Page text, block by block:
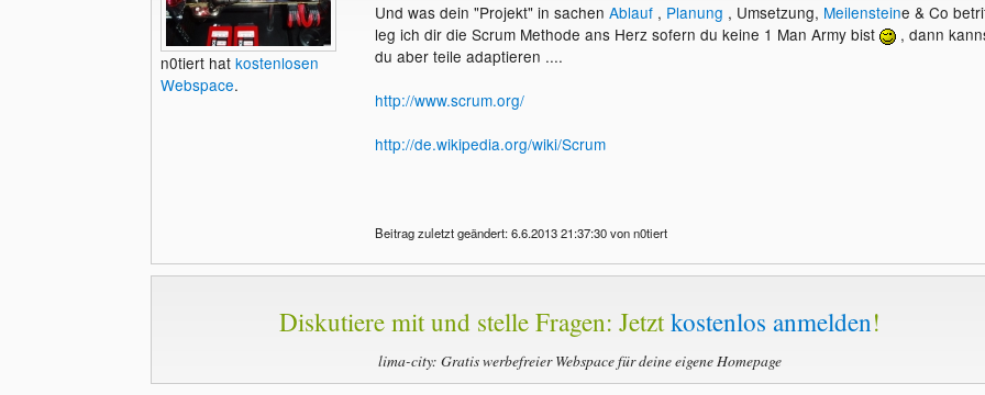
n0tiert hat kostenlosen
Webspace.
Und was dein "Projekt" in sachen Ablauf, Planung , Umsetzung, Meilensteine & Co
leg ich dir die Scrum Methode ans Herz sofern du keine 1 Man Army bist
, dann
du aber teile adaptieren ....
http://www.scrum.org/
http://de.wikipedia.org/wiki/Scrum
Beitrag zuletzt geändert: 6.6.2013 21:37:30 von n0tiert
Diskutiere mit und stelle Fragen: Jetztkostenlos anmelden!
lima-city: Gratis werbefreier Webspace für deine eigene Homepage